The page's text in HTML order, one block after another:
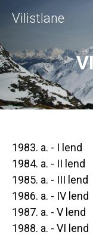
Vilistlane
1983. a. - I lend
1984. a. - II lend
1985. a. - III lend
1986. a. - IV lend
1987. a. - V lend
1988. a. - VI lend